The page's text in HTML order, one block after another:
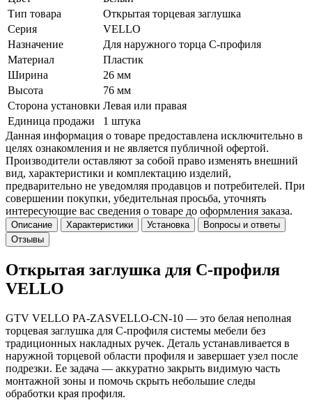
Тип товара
Открытая торцевая заглушка
Серия
VELLO
Назначение
Для наружного торца C-профиля
Материал
Пластик
Ширина
26 мм
Высота
76 мм
Сторона установки Левая или правая
Единица продажи
1 штука
Данная информация о товаре предоставлена исключительно в
целях ознакомления и не является публичной офертой.
Производители оставляют за собой право изменять внешний
вид, характеристики и комплектацию изделий,
предварительно не уведомляя продавцов и потребителей. При
совершении покупки, убедительная просьба, уточнять
интересующие вас сведения о товаре до оформления заказа.
Описание Характеристики Установка
Вопросы и ответы
Отзывы
Открытая заглушка для C-профиля
VELLO
GTV VELLO PA-ZASVELLO-CN-10 — это белая неполная
торцевая заглушка для C-профиля системы мебели без
традиционных накладных ручек. Деталь устанавливается в
наружной торцевой области профиля и завершает узел после
подрезки. Ее задача — аккуратно закрыть видимую часть
монтажной зоны и помочь скрыть небольшие следы
обработки края профиля.